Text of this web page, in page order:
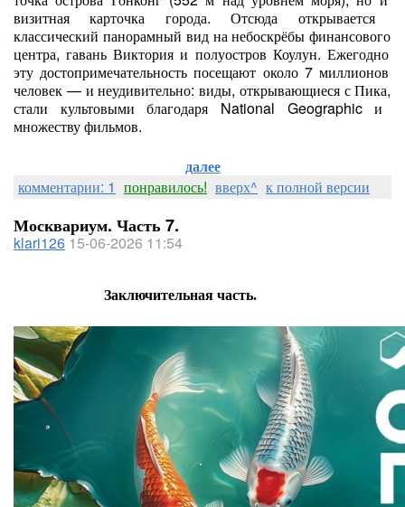
визитная карточка города. Отсюда открывается
классический панорамный виднанебоскрёбы финансового
центра, гавань Виктория и полуостров Коулун. Ежегодно
эту достопримечательность посещают около7миллионов
человек — и неудивительно: виды, открывающиесясПика,
стали культовыми благодаря National Geographicи
множествуфильмов.
далее
комментарии: 1 понравилось! вверх^ к полной версии
Москвариум. Часть 7.
klari126 15-06-2026 11:54
Заключительная часть.